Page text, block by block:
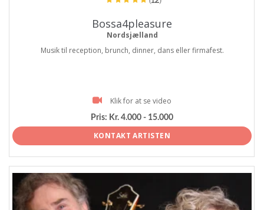
Bossa4pleasure
Nordsjælland
Musik til reception, brunch, dinner, dans eller firmafest.
Klik for at se video
Pris: Kr. 4.000 - 15.000
KONTAKT ARTISTEN